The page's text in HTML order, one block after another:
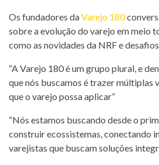
Os fundadores daVarejo 180
sobre a evolução do varejo em meio
como as novidades da NRF e
“A Varejo 180 é um grupo plural, e
que nós buscamos é trazer múltiplas
que o varejo possa aplicar”
“Nós estamos buscando desde o
construir ecossistemas, conectando
varejistas que buscam soluções